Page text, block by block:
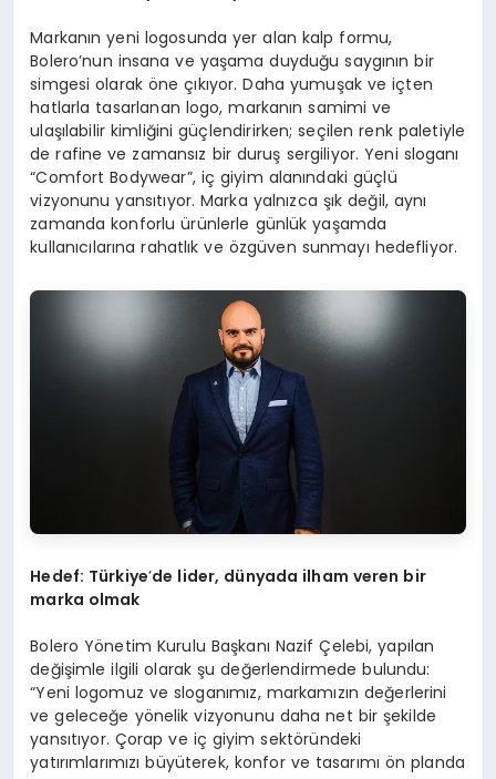
Markanın yeni logosunda yer alan kalp formu,
Bolero’nun insana ve yaşama duyduğu saygının bir
simgesi olarak öne çıkıyor. Daha yumuşak ve içten
hatlarla tasarlanan logo, markanın samimi ve
ulaşılabilir kimliğini güçlendirirken; seçilen renk paletiyle
de rafine ve zamansız bir duruş sergiliyor. Yeni sloganı
“Comfort Bodywear”, iç giyim alanındaki güçlü
vizyonunu yansıtıyor. Marka yalnızca şık değil, aynı
zamanda konforlu ürünlerle günlük yaşamda
kullanıcılarına rahatlık ve özgüven sunmayı hedefliyor.
Hedef: Türkiye’de lider, dünyada ilham veren bir
marka olmak
Bolero Yönetim Kurulu Başkanı Nazif Çelebi, yapılan
değişimle ilgili olarak şu değerlendirmede bulundu:
“Yeni logomuz ve sloganımız, markamızın değerlerini
ve geleceğe yönelik vizyonunu daha net bir şekilde
yansıtıyor. Çorap ve iç giyim sektöründeki
yatırımlarımızı büyüterek, konfor ve tasarımı ön planda